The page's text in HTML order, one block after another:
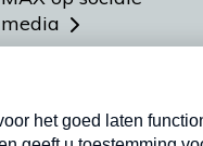
media
Meldpunt Actueel